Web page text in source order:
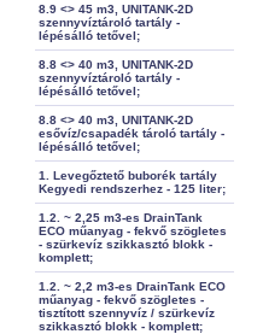
8.9 <> 45 m3, UNITANK-2D
szennyvíztároló tartály -
lépésálló tetővel;
8.8 <> 40 m3, UNITANK-2D
szennyvíztároló tartály -
lépésálló tetővel;
8.8 <> 40 m3, UNITANK-2D
esővíz/csapadék tároló tartály -
lépésálló tetővel;
1. Levegőztető buborék tartály
Kegyedi rendszerhez - 125 liter;
1.2. ~ 2,25 m3-es DrainTank
ECO műanyag - fekvő szögletes
- szürkevíz szikkasztó blokk -
komplett;
1.2. ~ 2,2 m3-es DrainTank ECO
műanyag - fekvő szögletes -
tisztított szennyvíz / szürkevíz
szikkasztó blokk - komplett;